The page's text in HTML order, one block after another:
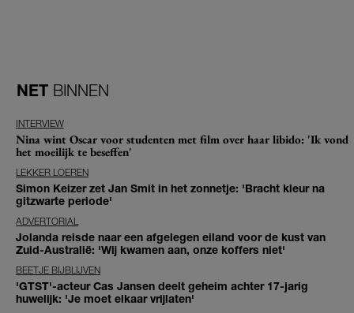
NET BINNEN
INTERVIEW
Nina wint Oscar voor studenten met film over haar libido: 'Ik vond
het moeilijk te beseffen'
LEKKER LOEREN
Simon Keizer zet Jan Smit in het zonnetje: 'Bracht kleur na
gitzwarte periode'
ADVERTORIAL
Jolanda reisde naar een afgelegen eiland voor de kust van
Zuid-Australië: 'Wij kwamen aan, onze koffers niet'
BEETJE BIJBLIJVEN
'GTST'-acteur Cas Jansen deelt geheim achter 17-jarig
huwelijk: 'Je moet elkaar vrijlaten'